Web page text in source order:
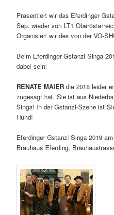
Präsentiert wir das Eferdinger
Sep. wieder von LT1
Organisiert wir des von der VO-
Beim Eferdinger Gstanzl Singa
dabei sein:
RENATE MAIER die 2018 leider
zugesagt hat. Sie ist aus
Singa! In der Gstanzl-Szene ist
Hund!
Eferdinger Gstanzl Singa 2019
Bräuhaus Eferding,